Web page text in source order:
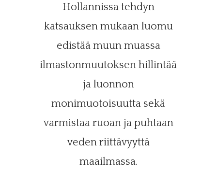
Hollannissa tehdyn
katsauksen mukaan luomu
edistää muun muassa
ilmastonmuutoksen hillintää
ja luonnon
monimuotoisuutta sekä
varmistaa ruoan ja puhtaan
veden riittävyyttä
maailmassa.